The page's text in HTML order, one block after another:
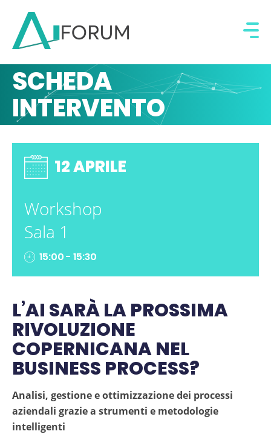
SCHEDA
INTERVENTO
12 APRILE
Workshop
Sala 1
15:00 - 15:30
L’AI SARÀ LA PROSSIMA
RIVOLUZIONE
COPERNICANA NEL
BUSINESS PROCESS?
Analisi, gestione e ottimizzazione dei processi
aziendali grazie a strumenti e metodologie
intelligenti